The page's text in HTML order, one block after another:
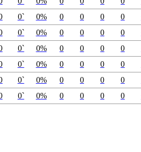
0` 0% 0 0 0 0
0` 0% 0 0 0 0
0` 0% 0 0 0 0
0` 0% 0 0 0 0
0` 0% 0 0 0 0
0` 0% 0 0 0 0